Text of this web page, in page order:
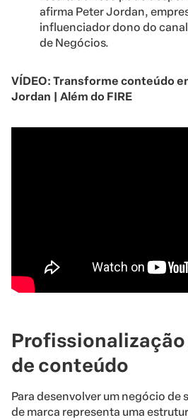
afirma Peter Jordan,
influenciador dono do canal
de Negócios.
VÍDEO: Transforme conteúdo
Jordan | Além do FIRE
de conteúdo
Para desenvolver um negócio de
de marca representa uma